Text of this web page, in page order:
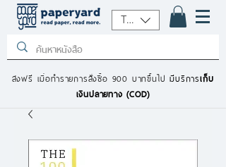
THB (฿)
ส่งฟรี เมื่อทำรายการสั่งซื้อ 900 บาทขึ้นไปมีบริการเก็บ
เงินปลายทาง (COD)